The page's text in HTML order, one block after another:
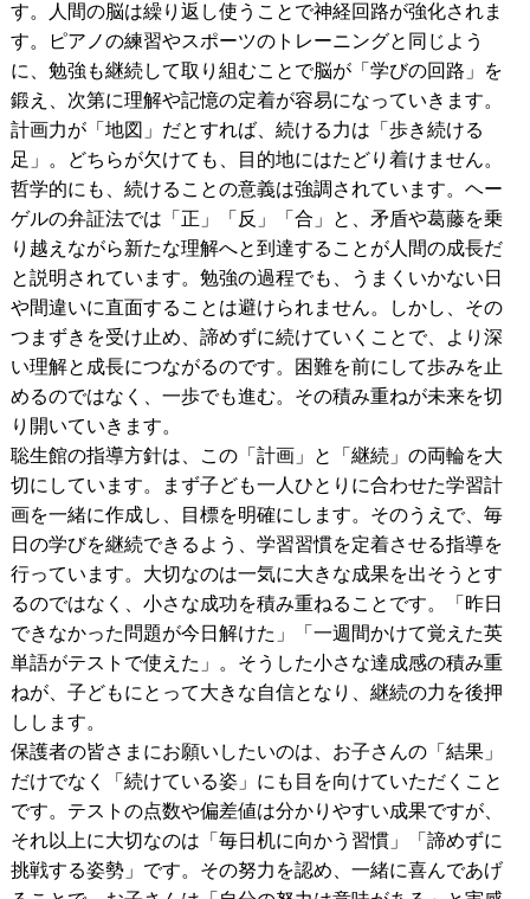
す。人間の脳は繰り返し使うことで神経回路が強化されま
す。ピアノの練習やスポーツのトレーニングと同じよう
に、勉強も継続して取り組むことで脳が「学びの回路」を
鍛え、次第に理解や記憶の定着が容易になっていきます。
計画力が「地図」だとすれば、続ける力は「歩き続ける
足」。どちらが欠けても、目的地にはたどり着けません。
哲学的にも、続けることの意義は強調されています。ヘー
ゲルの弁証法では「正」「反」「合」と、矛盾や葛藤を乗
り越えながら新たな理解へと到達することが人間の成長だ
と説明されています。勉強の過程でも、うまくいかない日
や間違いに直面することは避けられません。しかし、その
つまずきを受け止め、諦めずに続けていくことで、より深
い理解と成長につながるのです。困難を前にして歩みを止
めるのではなく、一歩でも進む。その積み重ねが未来を切
り開いていきます。
聡生館の指導方針は、この「計画」と「継続」の両輪を大
切にしています。まず子ども一人ひとりに合わせた学習計
画を一緒に作成し、目標を明確にします。そのうえで、毎
日の学びを継続できるよう、学習習慣を定着させる指導を
行っています。大切なのは一気に大きな成果を出そうとす
るのではなく、小さな成功を積み重ねることです。「昨日
できなかった問題が今日解けた」「一週間かけて覚えた英
単語がテストで使えた」。そうした小さな達成感の積み重
ねが、子どもにとって大きな自信となり、継続の力を後押
しします。
保護者の皆さまにお願いしたいのは、お子さんの「結果」
だけでなく「続けている姿」にも目を向けていただくこと
です。テストの点数や偏差値は分かりやすい成果ですが、
それ以上に大切なのは「毎日机に向かう習慣」「諦めずに
挑戦する姿勢」です。その努力を認め、一緒に喜んであげ